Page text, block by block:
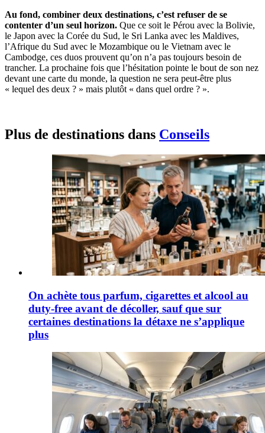
Au fond, combiner deux destinations, c’est refuser de se
contenter d’un seul horizon. Que ce soit le Pérou avec la Bolivie,
le Japon avec la Corée du Sud, le Sri Lanka avec les Maldives,
l’Afrique du Sud avec le Mozambique ou le Vietnam avec le
Cambodge, ces duos prouvent qu’on n’a pas toujours besoin de
trancher. La prochaine fois que l’hésitation pointe le bout de son nez
devant une carte du monde, la question ne sera peut-être plus
« lequel des deux ? » mais plutôt « dans quel ordre ? ».
Plus de destinations dans Conseils
On achète tous parfum, cigarettes et alcool au
duty-free avant de décoller, sauf que sur
certaines destinations la détaxe ne s’applique
plus